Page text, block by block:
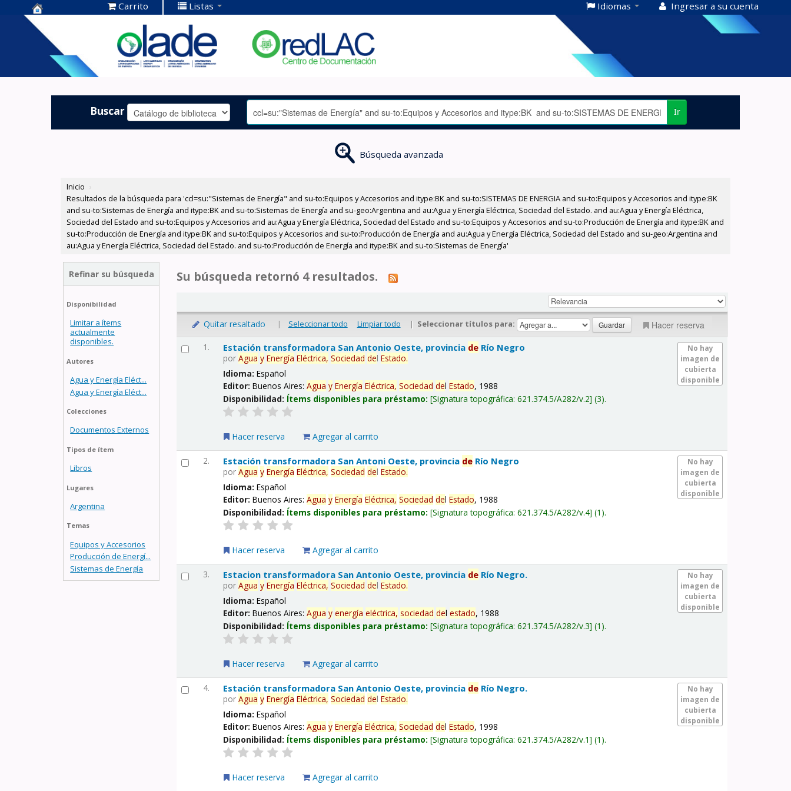
Centro de
Documentación
OLADE -
Carrito Listas Idiomas Ingresar a su cuenta
Buscar Ir
Búsqueda avanzada
Inicio ›
Resultados de la búsqueda para 'ccl=su:"Sistemas de Energía" and su-to:Equipos y Accesorios and itype:BK and su-to:SISTEMAS DE ENERGIA and su-to:Equipos y Accesorios and itype:BK
and su-to:Sistemas de Energía and itype:BK and su-to:Sistemas de Energía and su-geo:Argentina and au:Agua y Energía Eléctrica, Sociedad del Estado. and au:Agua y Energía Eléctrica,
Sociedad del Estado and su-to:Equipos y Accesorios and au:Agua y Energía Eléctrica, Sociedad del Estado and su-to:Equipos y Accesorios and su-to:Producción de Energía and itype:BK and
su-to:Producción de Energía and itype:BK and su-to:Equipos y Accesorios and su-to:Producción de Energía and au:Agua y Energía Eléctrica, Sociedad del Estado and su-geo:Argentina and
au:Agua y Energía Eléctrica, Sociedad del Estado. and su-to:Producción de Energía and itype:BK and su-to:Sistemas de Energía'
Refinar su búsqueda
Disponibilidad
Limitar a ítems
actualmente
disponibles.
Autores
Agua y Energía Eléct...
Agua y Energía Eléct...
Colecciones
Documentos Externos
Tipos de ítem
Libros
Lugares
Argentina
Temas
Equipos y Accesorios
Producción de Energí...
Sistemas de Energía
Su búsqueda retornó 4 resultados.
Quitar resaltado | Seleccionar todo Limpiar todo | Seleccionar títulos para: Hacer reserva
1.
No hay
imagen de
cubierta
disponible
Estación transformadora San Antonio Oeste, provincia de Río Negro
porAgua y Energía Eléctrica, Sociedad delEstado.
Idioma:Español
Editor:Buenos Aires:Agua y Energía Eléctrica, Sociedad delEstado, 1988
Disponibilidad: Ítems disponibles para préstamo: Signatura topográfica:621.374.5/A282/v.2 (3).
Hacer reserva Agregar al carrito
2.
No hay
imagen de
cubierta
disponible
Estación transformadora San Antoni Oeste, provincia de Río Negro
porAgua y Energía Eléctrica, Sociedad delEstado.
Idioma:Español
Editor:Buenos Aires:Agua y Energía Eléctrica, Sociedad delEstado, 1988
Disponibilidad: Ítems disponibles para préstamo: Signatura topográfica:621.374.5/A282/v.4 (1).
Hacer reserva Agregar al carrito
3.
No hay
imagen de
cubierta
disponible
Estacion transformadora San Antonio Oeste, provincia de Río Negro.
porAgua y Energía Eléctrica, Sociedad delEstado.
Idioma:Español
Editor:Buenos Aires:Agua y energía eléctrica, sociedad delestado, 1988
Disponibilidad: Ítems disponibles para préstamo: Signatura topográfica:621.374.5/A282/v.3 (1).
Hacer reserva Agregar al carrito
4.
No hay
imagen de
cubierta
disponible
Estación transformadora San Antonio Oeste, provincia de Río Negro.
porAgua y Energía Eléctrica, Sociedad delEstado.
Idioma:Español
Editor:Buenos Aires:Agua y Energía Eléctrica, Sociedad delEstado, 1998
Disponibilidad: Ítems disponibles para préstamo: Signatura topográfica:621.374.5/A282/v.1 (1).
Hacer reserva Agregar al carrito